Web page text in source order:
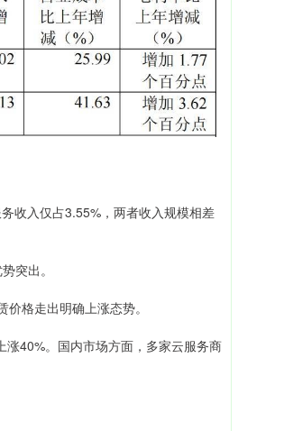
收入仅占3.55%，两者收入规模相差
突出。
格走出明确上涨态势。
40%。国内市场方面，多家云服务商